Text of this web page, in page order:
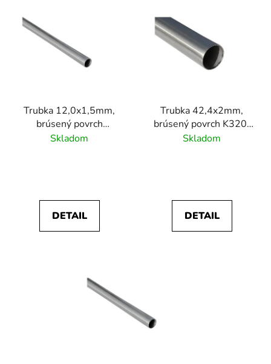
Trubka 12,0x1,5mm,
brúsený povrch
K320/nerez AISI304
Skladom
DETAIL
Trubka 42,4x2mm,
brúsený povrch K320/
nerez AISI304
Skladom
DETAIL